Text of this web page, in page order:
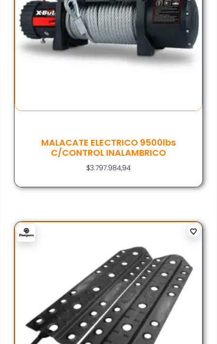
MALACATE ELECTRICO 9500lbs
C/CONTROL INALAMBRICO
$3.797.984,94